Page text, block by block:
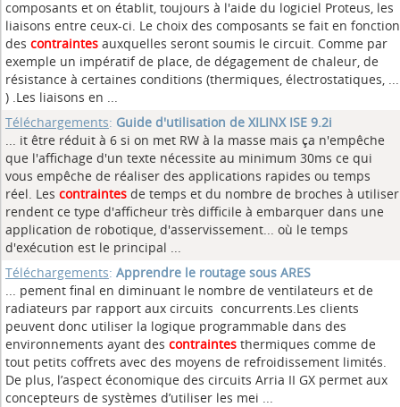
composants et on établit, toujours à l'aide du logiciel Proteus, les
liaisons entre ceux-ci. Le choix des composants se fait en fonction
des contraintes auxquelles seront soumis le circuit. Comme par
exemple un impératif de place, de dégagement de chaleur, de
résistance à certaines conditions (thermiques, électrostatiques, ...
) .Les liaisons en ...
Téléchargements: Guide d'utilisation de XILINX ISE 9.2i
... it être réduit à 6 si on met RW à la masse mais ça n'empêche
que l'affichage d'un texte nécessite au minimum 30ms ce qui
vous empêche de réaliser des applications rapides ou temps
réel. Les contraintes de temps et du nombre de broches à utiliser
rendent ce type d'afficheur très difficile à embarquer dans une
application de robotique, d'asservissement... où le temps
d'exécution est le principal ...
Téléchargements: Apprendre le routage sous ARES
... pement final en diminuant le nombre de ventilateurs et de
radiateurs par rapport aux circuits concurrents.Les clients
peuvent donc utiliser la logique programmable dans des
environnements ayant des contraintes thermiques comme de
tout petits coffrets avec des moyens de refroidissement limités.
De plus, l’aspect économique des circuits Arria II GX permet aux
concepteurs de systèmes d’utiliser les mei ...